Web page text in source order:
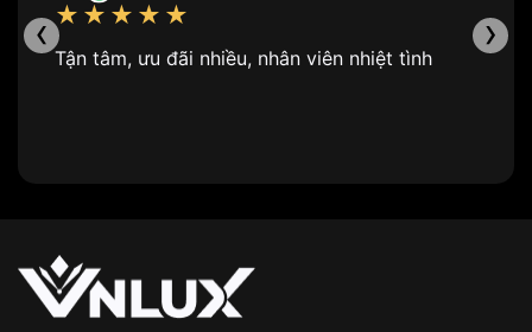
★★★★★
Tận tâm, ưu đãi nhiều, nhân viên nhiệt tình
‹ ›